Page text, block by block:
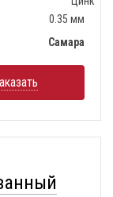
0.35 мм
Самара